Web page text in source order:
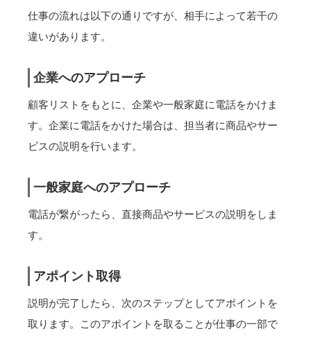
仕事の流れは以下の通りですが、相手によって若干の
違いがあります。
企業へのアプローチ
顧客リストをもとに、企業や一般家庭に電話をかけま
す。企業に電話をかけた場合は、担当者に商品やサー
ビスの説明を行います。
一般家庭へのアプローチ
電話が繋がったら、直接商品やサービスの説明をしま
す。
アポイント取得
説明が完了したら、次のステップとしてアポイントを
取ります。このアポイントを取ることが仕事の一部で